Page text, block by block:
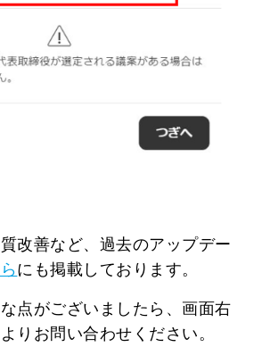
改善など、過去のアップデー
にも掲載しております。
点がございましたら、画面右
りお問い合わせください。